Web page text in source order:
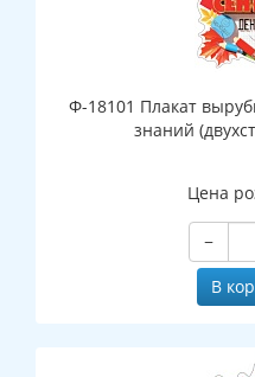
Ф-18101 Плакат
знаний
Цена
−
В